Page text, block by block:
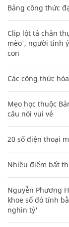
Bảng công thức
Clip lột tả chân
mèo', người tinh
con
Các công thức
Mẹo học thuộc
câu nói vui vẻ
20 số điện thoại
Nhiều điểm bất
Nguyễn Phương
khoe sổ đỏ tính
nghìn tỷ'